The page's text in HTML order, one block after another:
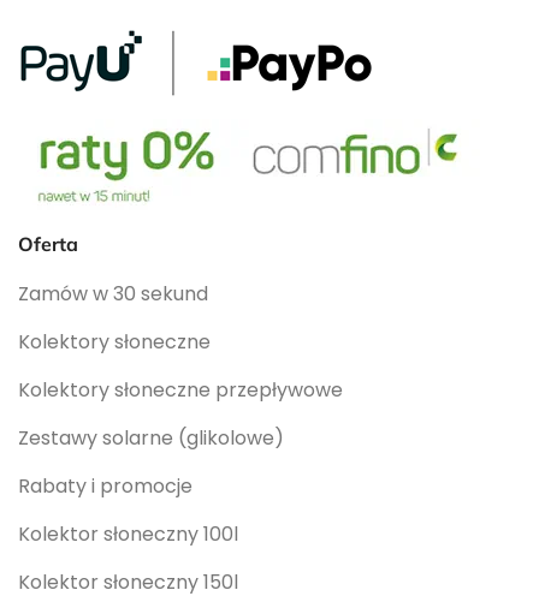
Oferta
Zamów w 30 sekund
Kolektory słoneczne
Kolektory słoneczne przepływowe
Zestawy solarne (glikolowe)
Rabaty i promocje
Kolektor słoneczny 100l
Kolektor słoneczny 150l